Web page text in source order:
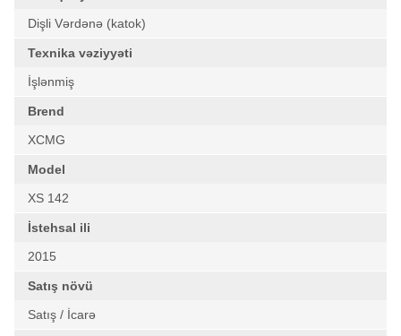
Dişli Vərdənə (katok)
Texnika vəziyyəti
İşlənmiş
Brend
XCMG
Model
XS 142
İstehsal ili
2015
Satış növü
Satış / İcarə